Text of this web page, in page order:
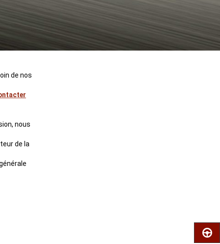
de nos
nous
de la